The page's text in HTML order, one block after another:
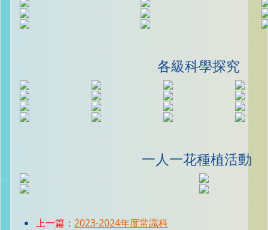
各級科學探究
一人一花種植活動
上一篇：2023-2024年度常識科